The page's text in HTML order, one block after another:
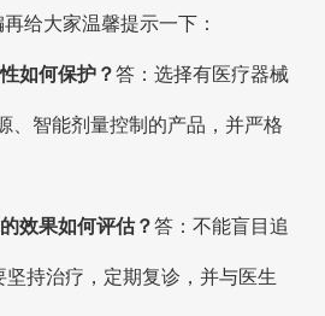
给大家温馨提示一下：
如何保护？答：选择有医疗器械
、智能剂量控制的产品，并严格
效果如何评估？答：不能盲目追
坚持治疗，定期复诊，并与医生